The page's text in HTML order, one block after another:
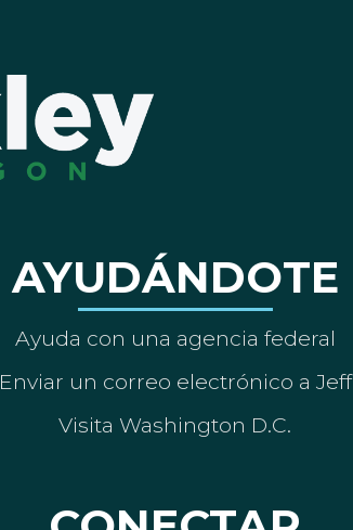
AYUDÁNDOTE
Ayuda con una agencia federal
Enviar un correo electrónico a Jeff
Visita Washington D.C.